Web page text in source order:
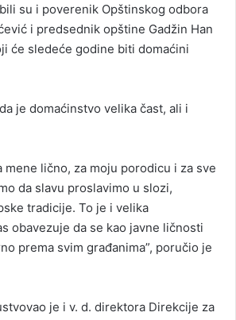
su i poverenik Opštinskog odbora
i predsednik opštine Gadžin Han
će sledeće godine biti domaćini
je domaćinstvo velika čast, ali i
mene lično, za moju porodicu i za sve
da slavu proslavimo u slozi,
tradicije. To je i velika
obavezuje da se kao javne ličnosti
prema svim građanima”, poručio je
je i v. d. direktora Direkcije za